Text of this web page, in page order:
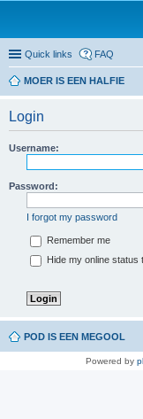
Quick links FAQ
MOER IS EEN HALFIE
Login
Username:
Password:
I forgot my password
Remember me
Hide my online status
POD IS EEN MEGOOL
Powered by